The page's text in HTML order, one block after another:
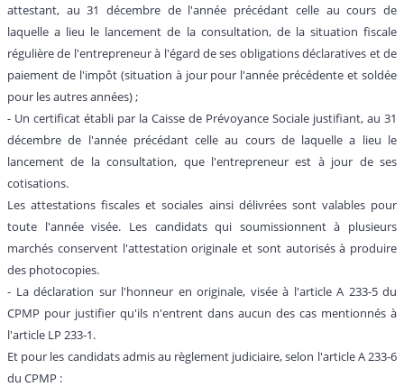
attestant, au 31 décembre de l'année précédant celle au cours de
laquelle a lieu le lancement de la consultation, de la situation fiscale
régulière de l'entrepreneur à l'égard de ses obligations déclaratives et de
paiement de l'impôt (situation à jour pour l'année précédente et soldée
pour les autres années) ;
- Un certificat établi par la Caisse de Prévoyance Sociale justifiant, au 31
décembre de l'année précédant celle au cours de laquelle a lieu le
lancement de la consultation, que l'entrepreneur est à jour de ses
cotisations.
Les attestations fiscales et sociales ainsi délivrées sont valables pour
toute l'année visée. Les candidats qui soumissionnent à plusieurs
marchés conservent l'attestation originale et sont autorisés à produire
des photocopies.
- La déclaration sur l'honneur en originale, visée à l'article A 233-5 du
CPMP pour justifier qu'ils n'entrent dans aucun des cas mentionnés à
l'article LP 233-1.
Et pour les candidats admis au règlement judiciaire, selon l'article A 233-6
du CPMP :